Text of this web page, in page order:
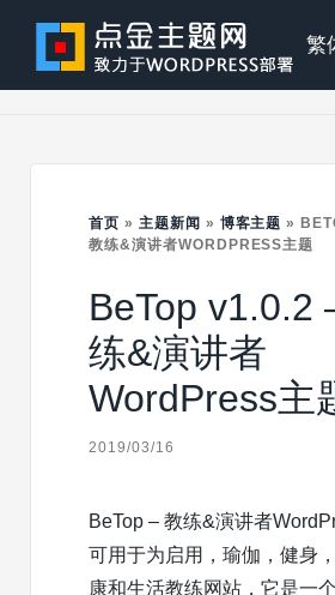
content
点
主
题
繁
首页 » 主题新闻 » 博客主题 »
教练&演讲者WORDPRESS主题
BeTop v1.0.2
练&演讲者
WordPress主
2019/03/16
BeTop – 教练&演讲者
可用于为启用，瑜伽，健身
康和生活教练网站，它是一